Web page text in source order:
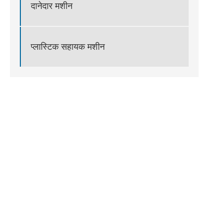
दानेदार मशीन
प्लास्टिक सहायक मशीन